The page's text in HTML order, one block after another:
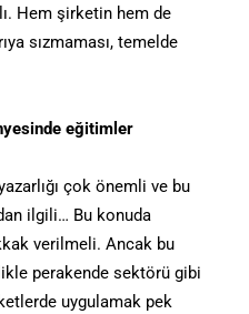
Hem şirketin hem de
sızmaması, temelde
eğitimler
çok önemli ve bu
ilgili… Bu konuda
verilmeli. Ancak bu
perakende sektörü gibi
uygulamak pek